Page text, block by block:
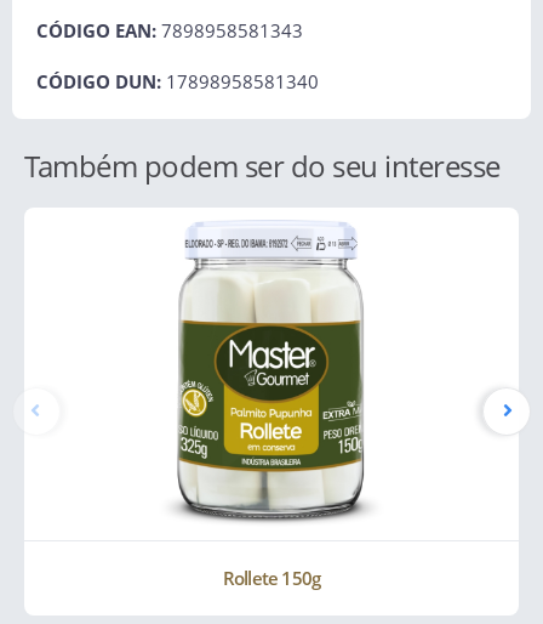
CÓDIGO EAN: 7898958581343
CÓDIGO DUN: 17898958581340
Também podem ser do seu interesse
Rollete 150g